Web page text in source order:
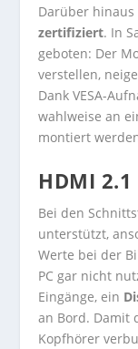
Darüber
zertifiziert. In
geboten: Der
verstellen,
Dank VESA-
wahlweise an
montiert
HDMI 2.1
Bei den
unterstützt,
Werte bei der
PC gar nicht
Eingänge, ein
an Bord. Damit
Kopfhörer